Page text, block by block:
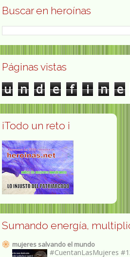
Buscar en heroínas
Páginas vistas
u n d e f i n e
¡Todo un reto ¡
Sumando energía,
mujeres salvando el mundo
#CuentanLasMujeres